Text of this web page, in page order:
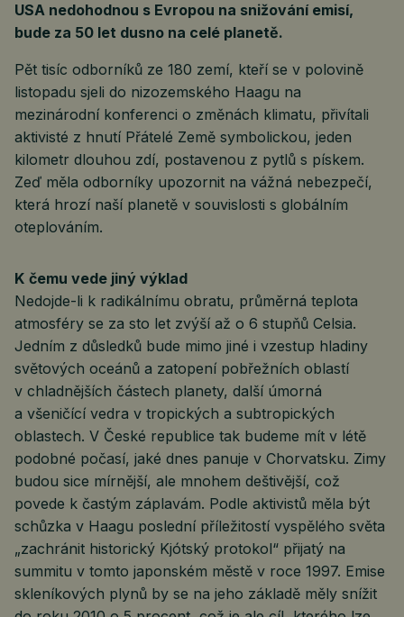
USA nedohodnou s Evropou na snižování emisí,
bude za 50 let dusno na celé planetě.
Pět tisíc odborníků ze 180 zemí, kteří se v polovině
listopadu sjeli do nizozemského Haagu na
mezinárodní konferenci o změnách klimatu, přivítali
aktivisté z hnutí Přátelé Země symbolickou, jeden
kilometr dlouhou zdí, postavenou z pytlů s pískem.
Zeď měla odborníky upozornit na vážná nebezpečí,
která hrozí naší planetě v souvislosti s globálním
oteplováním.
K čemu vede jiný výklad
Nedojde-li k radikálnímu obratu, průměrná teplota
atmosféry se za sto let zvýší až o 6 stupňů Celsia.
Jedním z důsledků bude mimo jiné i vzestup hladiny
světových oceánů a zatopení pobřežních oblastí
v chladnějších částech planety, další úmorná
a všeničící vedra v tropických a subtropických
oblastech. V České republice tak budeme mít v létě
podobné počasí, jaké dnes panuje v Chorvatsku. Zimy
budou sice mírnější, ale mnohem deštivější, což
povede k častým záplavám. Podle aktivistů měla být
schůzka v Haagu poslední příležitostí vyspělého světa
„zachránit historický Kjótský protokol“ přijatý na
summitu v tomto japonském městě v roce 1997. Emise
skleníkových plynů by se na jeho základě měly snížit